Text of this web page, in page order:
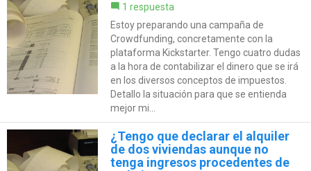
1 respuesta
Estoy preparando una campaña de
Crowdfunding, concretamente con la
plataforma Kickstarter. Tengo cuatro dudas
a la hora de contabilizar el dinero que se irá
en los diversos conceptos de impuestos.
Detallo la situación para que se entienda
mejor mi...
¿Tengo que declarar el alquiler
de dos viviendas aunque no
tenga ingresos procedentes de